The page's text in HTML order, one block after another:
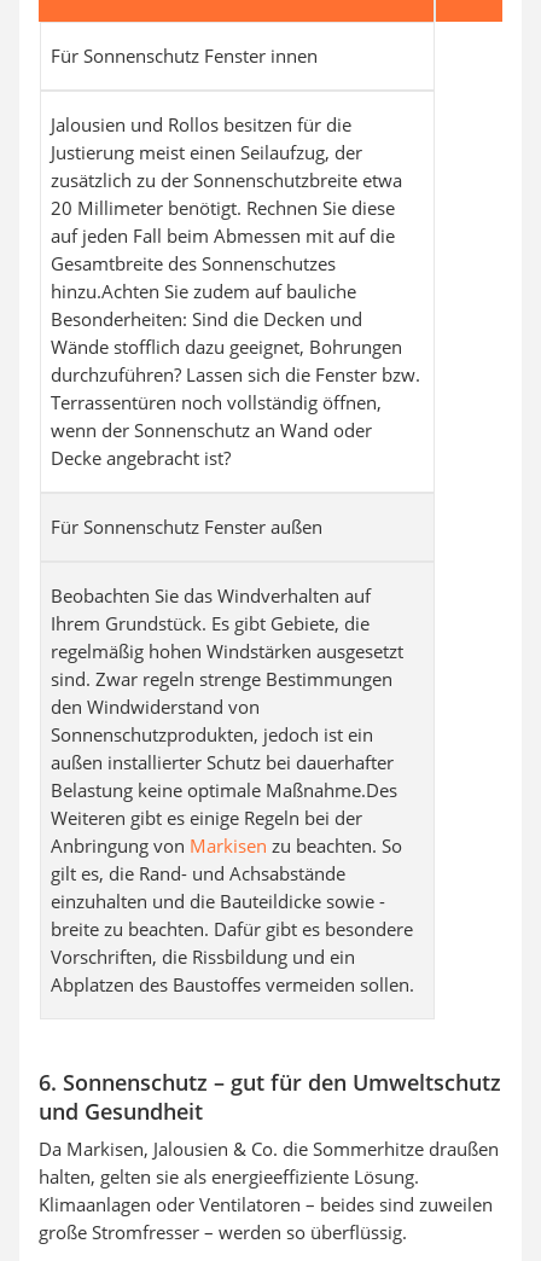
Für Sonnenschutz Fenster innen
Jalousien und Rollos besitzen für die
Justierung meist einen Seilaufzug, der
zusätzlich zu der Sonnenschutzbreite etwa
20 Millimeter benötigt. Rechnen Sie diese
auf jeden Fall beim Abmessen mit auf die
Gesamtbreite des Sonnenschutzes
hinzu.Achten Sie zudem auf bauliche
Besonderheiten: Sind die Decken und
Wände stofflich dazu geeignet, Bohrungen
durchzuführen? Lassen sich die Fenster bzw.
Terrassentüren noch vollständig öffnen,
wenn der Sonnenschutz an Wand oder
Decke angebracht ist?
Für Sonnenschutz Fenster außen
Beobachten Sie das Windverhalten auf
Ihrem Grundstück. Es gibt Gebiete, die
regelmäßig hohen Windstärken ausgesetzt
sind. Zwar regeln strenge Bestimmungen
den Windwiderstand von
Sonnenschutzprodukten, jedoch ist ein
außen installierter Schutz bei dauerhafter
Belastung keine optimale Maßnahme.Des
Weiteren gibt es einige Regeln bei der
Anbringung von Markisen zu beachten. So
gilt es, die Rand- und Achsabstände
einzuhalten und die Bauteildicke sowie -
breite zu beachten. Dafür gibt es besondere
Vorschriften, die Rissbildung und ein
Abplatzen des Baustoffes vermeiden sollen.
6. Sonnenschutz – gut für den Umweltschutz
und Gesundheit
Da Markisen, Jalousien & Co. die Sommerhitze draußen
halten, gelten sie als energieeffiziente Lösung.
Klimaanlagen oder Ventilatoren – beides sind zuweilen
große Stromfresser – werden so überflüssig.